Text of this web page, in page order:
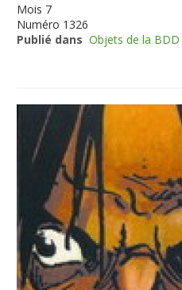
Mois 7
Numéro 1326
Publié dans Objets de la BDD